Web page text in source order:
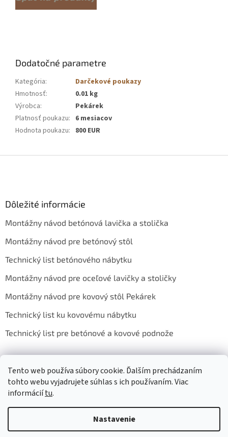
Tento web používa súbory cookie. Ďalším prechádzaním
tohto webu vyjadrujete súhlas s ich používaním. Viac
informáciítu.
Nastavenie
Dodatočné parametre
Kategória:
Darčekové poukazy
Hmotnosť:
0.01 kg
Výrobca:
Pekárek
Platnosť poukazu: 6 mesiacov
Hodnota poukazu: 800 EUR
Dôležité informácie
Montážny návod betónová lavička a stolička
Montážny návod pre betónový stôl
Technický list betónového nábytku
Montážny návod pre oceľové lavičky a stoličky
Montážny návod pre kovový stôl Pekárek
Technický list ku kovovému nábytku
Technický list pre betónové a kovové podnože
Sledujte nás na Facebooku
Vytvoril Shoptet